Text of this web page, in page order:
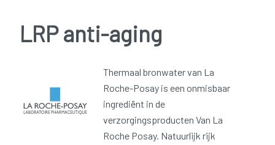
LRP anti-aging
Thermaal bronwater van La
Roche-Posay is een onmisbaar
ingrediënt in de
verzorgingsproducten Van La
Roche Posay. Natuurlijk rijk